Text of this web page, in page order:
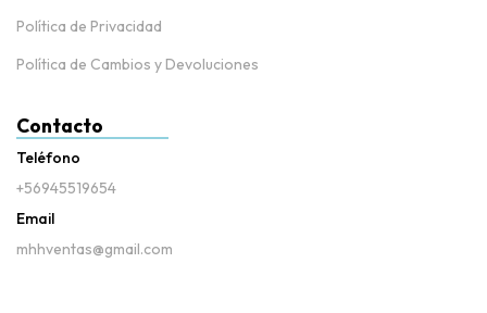
Política de Privacidad
Política de Cambios y Devoluciones
Contacto
Teléfono
+56945519654
Email
mhhventas@gmail.com